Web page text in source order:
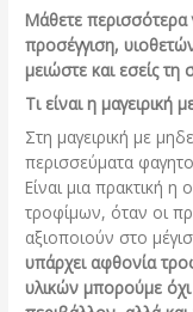
Μάθετε περισσότερα
προσέγγιση,
μειώστε και εσείς
Τι είναι η μαγειρική
Στη μαγειρική με
περισσεύματα
Είναι μια πρακτική η
τροφίμων, όταν οι
αξιοποιούν στο
υπάρχει αφθονία
υλικών μπορούμε